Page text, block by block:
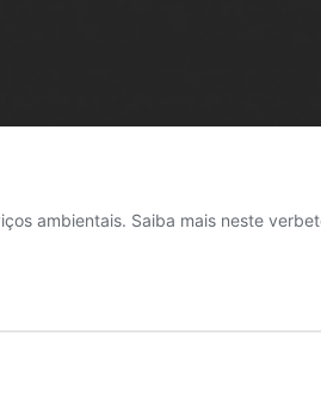
ambientais. Saiba mais neste